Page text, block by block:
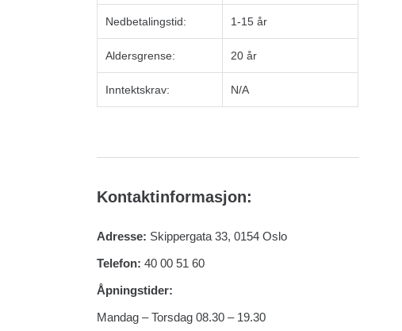
Nedbetalingstid: 1-15 år
Aldersgrense: 20 år
Inntektskrav: N/A
Kontaktinformasjon:
Adresse: Skippergata 33, 0154 Oslo
Telefon: 40 00 51 60
Åpningstider:
Mandag – Torsdag 08.30 – 19.30